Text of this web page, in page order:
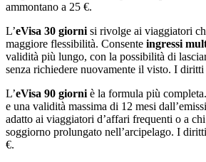
ammontano a 25 €.
L’eVisa 30 giorni si rivolge ai viaggiatori
maggiore flessibilità. Consente ingressi
validità più lungo, con la possibilità di
senza richiedere nuovamente il visto. I
L’eVisa 90 giorni è la formula più
e una validità massima di 12 mesi
adatto ai viaggiatori d’affari frequenti o a
soggiorno prolungato nell’arcipelago. I
€.